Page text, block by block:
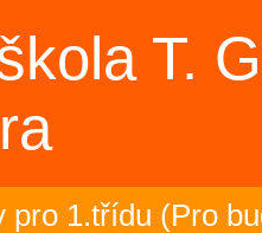
T.
1.třídu (Pro